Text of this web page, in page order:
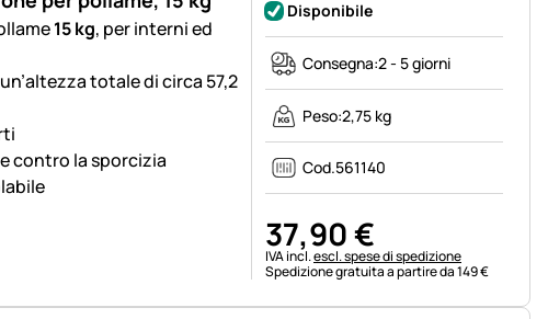
15 kg, per interni ed
totale di circa 57,2
contro la sporcizia
Disponibile
Consegna:2 - 5 giorni
Peso:2,75 kg
Cod.561140
37,90€
Informazioni fiscali:
IVA incl.escl. spese di spedizione
Spedizione gratuita a partire da 149 €